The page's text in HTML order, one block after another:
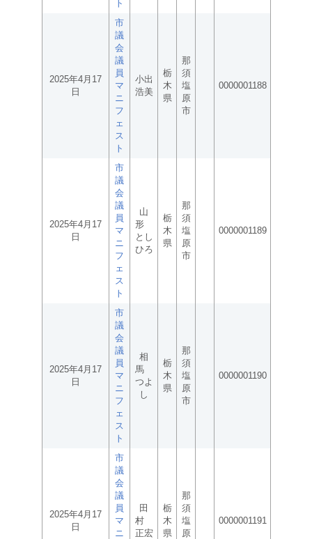
ト
2025年4月17
日
市
議
会
議
員
マ
ニ
フ
ェ
ス
ト
小出
浩美
栃
木
県
那
須
塩
原
市
0000001188
2025年4月17
日
市
議
会
議
員
マ
ニ
フ
ェ
ス
ト
山
形
とし
ひろ
栃
木
県
那
須
塩
原
市
0000001189
2025年4月17
日
市
議
会
議
員
マ
ニ
フ
ェ
ス
ト
相
馬
つよ
し
栃
木
県
那
須
塩
原
市
0000001190
2025年4月17
日
市
議
会
議
員
マ
ニ
田
村
正宏
栃
木
県
那
須
塩
原
0000001191